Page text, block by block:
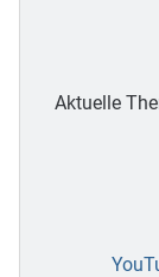
Aktuelle